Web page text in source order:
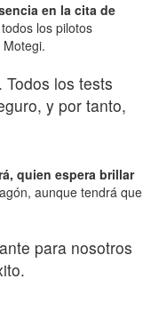
en la cita de
los pilotos
los tests
y por tanto,
quien espera brillar
aunque tendrá que
para nosotros